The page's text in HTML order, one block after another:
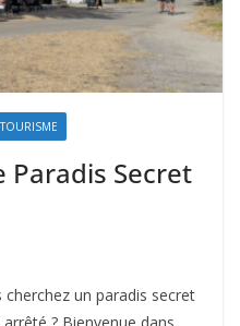
TOURISME
Paradis Secret
un paradis secret